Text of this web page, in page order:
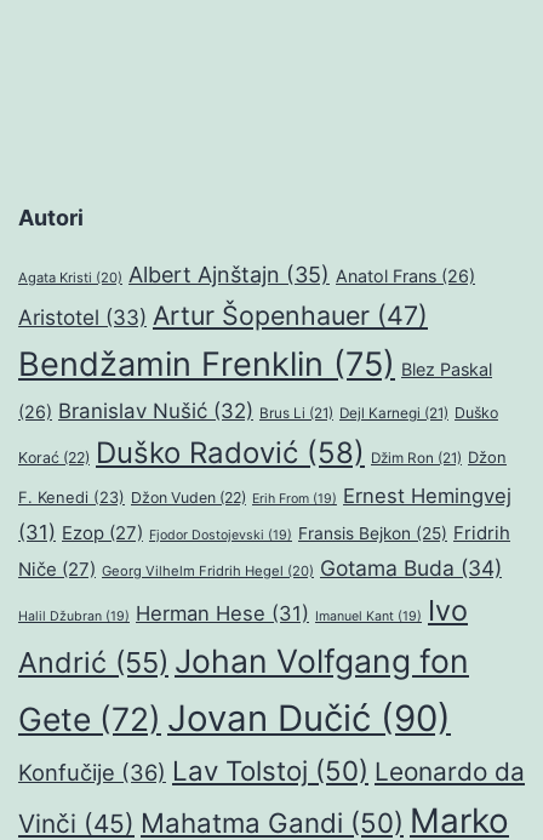
Autori
Agata Kristi (20) Albert Ajnštajn (35) Anatol Frans (26)
Aristotel (33) Artur Šopenhauer (47)
Bendžamin Frenklin (75) Blez Paskal
(26) Branislav Nušić (32) Brus Li (21) Dejl Karnegi (21) Duško
Korać (22) Duško Radović (58) Džim Ron (21) Džon
F. Kenedi (23) Džon Vuden (22) Erih From (19) Ernest Hemingvej
(31) Ezop (27) Fjodor Dostojevski (19) Fransis Bejkon (25) Fridrih
Niče (27) Georg Vilhelm Fridrih Hegel (20) Gotama Buda (34)
Halil Džubran (19) Herman Hese (31) Imanuel Kant (19)
Ivo
Andrić (55) Johan Volfgang fon
Gete (72) Jovan Dučić (90)
Konfučije (36) Lav Tolstoj (50) Leonardo da
Vinči (45) Mahatma Gandi (50) Marko